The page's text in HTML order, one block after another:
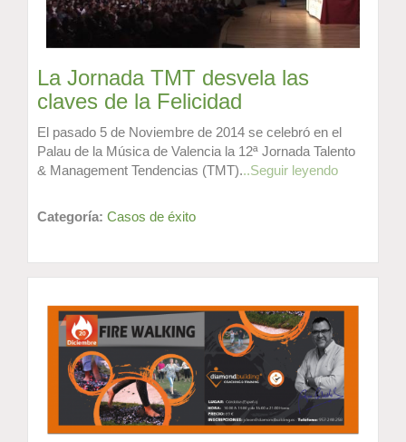
La Jornada TMT desvela las
claves de la Felicidad
El pasado 5 de Noviembre de 2014 se celebró en el
Palau de la Música de Valencia la 12ª Jornada Talento
& Management Tendencias (TMT)...Seguir leyendo
Categoría: Casos de éxito